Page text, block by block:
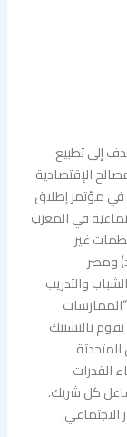
إلى تطبيع
الإقتصادية
في مؤتمر إطلاق
في المغرب
غير
ومصر
والتدريب
“الممارسات
بالتشبيك
القدرات
كل شريك.